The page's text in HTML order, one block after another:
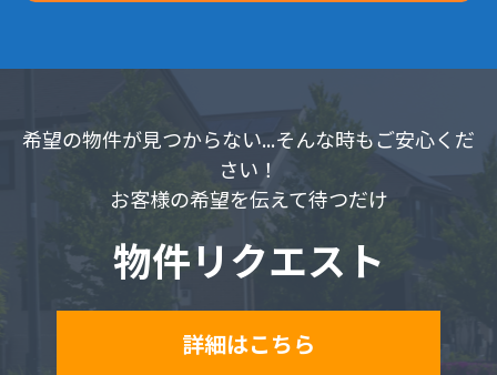
希望の物件が見つからない...そんな時もご安心くだ
さい！
お客様の希望を伝えて待つだけ
物件リクエスト
詳細はこちら